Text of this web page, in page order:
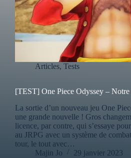
Articles, Tests
[TEST] One Piece Odyssey – Notre
La sortie d’un nouveau jeu One
une grande nouvelle ! Gros
licence, par contre, qui s’essaye
au JRPG avec un système de
tour, le tout avec…
Majin Jo
29 janvier 2023